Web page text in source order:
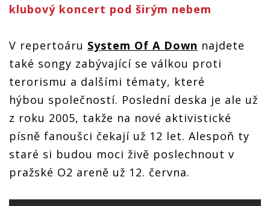
klubový koncert pod širým nebem
V repertoáru System Of A Down najdete
také songy zabývající se válkou proti
terorismu a dalšími tématy, které
hýbou společností. Poslední deska je ale už
z roku 2005, takže na nové aktivistické
písně fanoušci čekají už 12 let. Alespoň ty
staré si budou moci živě poslechnout v
pražské O2 areně už 12. června.